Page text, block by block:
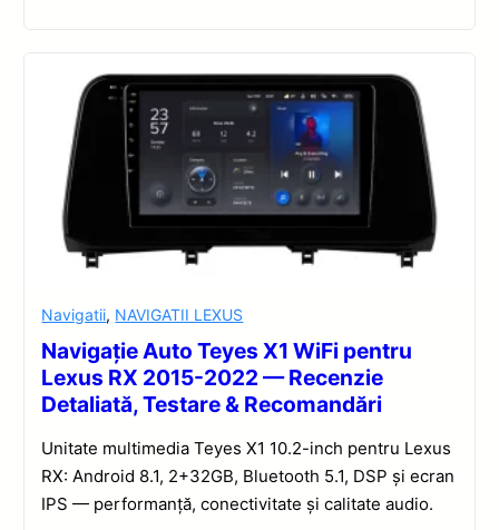
Navigatii, NAVIGATII LEXUS
Navigație Auto Teyes X1 WiFi pentru
Lexus RX 2015-2022 — Recenzie
Detaliată, Testare & Recomandări
Unitate multimedia Teyes X1 10.2-inch pentru Lexus
RX: Android 8.1, 2+32GB, Bluetooth 5.1, DSP și ecran
IPS — performanță, conectivitate și calitate audio.